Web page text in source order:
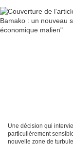
Une décision qui
particulièrement
nouvelle zone de